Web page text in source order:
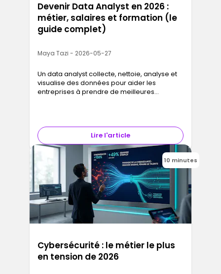
Devenir Data Analyst en 2026 :
métier, salaires et formation (le
guide complet)
Maya Tazi - 2026-05-27
Un data analyst collecte, nettoie, analyse et
visualise des données pour aider les
entreprises à prendre de meilleures
€ pour les profils seniors. Il faut en moyenne
9 semaines de bootcamp intensif pour
devenir data analyst opérationnel, sans
prérequis technique strict.
Lire l'article
10 minutes
Cybersécurité : le métier le plus
en tension de 2026